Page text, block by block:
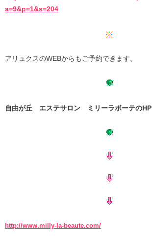
a=9&p=1&s=204
アリュクスのWEBからもご予約できます。
自由が丘 エステサロン ミリーラボーテのHP
http://www.milly-la-beaute.com/